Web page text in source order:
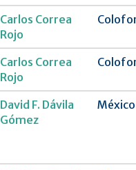
Carlos Correa
Rojo
Carlos Correa
Rojo
David F. Dávila
Gómez
México